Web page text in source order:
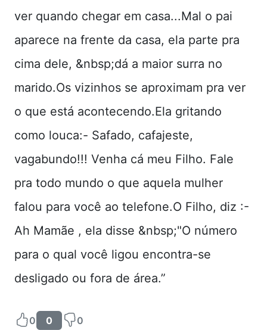
ver quando chegar em casa...Mal o pai
aparece na frente da casa, ela parte pra
cima dele, &nbsp;dá a maior surra no
marido.Os vizinhos se aproximam pra ver
o que está acontecendo.Ela gritando
como louca:- Safado, cafajeste,
vagabundo!!! Venha cá meu Filho. Fale
pra todo mundo o que aquela mulher
falou para você ao telefone.O Filho, diz :-
Ah Mamãe , ela disse &nbsp;"O número
para o qual você ligou encontra-se
desligado ou fora de área.”
0 0 0